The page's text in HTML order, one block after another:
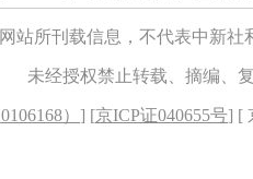
站所刊载信息，不代表中新
未经授权禁止转载、摘编、
） ] [京ICP证040655号] [